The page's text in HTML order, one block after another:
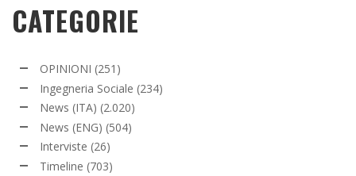
CATEGORIE
OPINIONI (251)
Ingegneria Sociale (234)
News (ITA) (2.020)
News (ENG) (504)
Interviste (26)
Timeline (703)